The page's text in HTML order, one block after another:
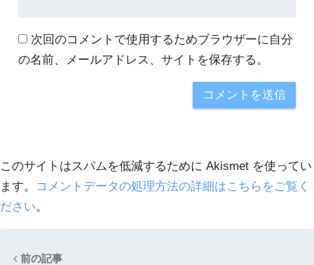
次回のコメントで使用するためブラウザーに自分
の名前、メールアドレス、サイトを保存する。
このサイトはスパムを低減するために Akismet を使ってい
ます。
コメントデータの処理方法の詳細はこちらをご覧く
ださい。
前の記事